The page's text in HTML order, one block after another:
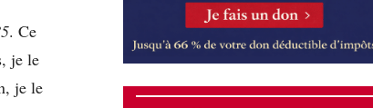
. Ce
je le
je le